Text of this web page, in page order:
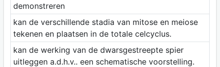
demonstreren
kan de verschillende stadia van mitose en meiose
tekenen en plaatsen in de totale celcyclus.
kan de werking van de dwarsgestreepte spier
uitleggen a.d.h.v.. een schematische voorstelling.